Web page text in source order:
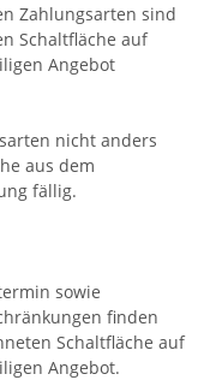
Zahlungsarten sind
Schaltfläche auf
Angebot
nicht anders
aus dem
fällig.
sowie
finden
Schaltfläche auf
Angebot.